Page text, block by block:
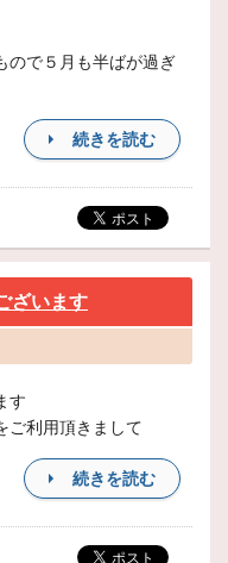
ので５月も半ばが過ぎ
続きを読む
ざいます
す
ご利用頂きまして
続きを読む